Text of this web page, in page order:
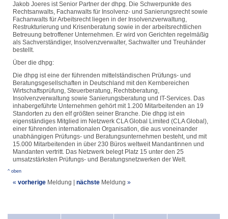
Jakob Joeres ist Senior Partner der dhpg. Die Schwerpunkte des
Rechtsanwalts, Fachanwalts für Insolvenz- und Sanierungsrecht sowie
Fachanwalts für Arbeitsrecht liegen in der Insolvenzverwaltung,
Restrukturierung und Krisenberatung sowie in der arbeitsrechtlichen
Betreuung betroffener Unternehmen. Er wird von Gerichten regelmäßig
als Sachverständiger, Insolvenzverwalter, Sachwalter und Treuhänder
bestellt.
Über die dhpg:
Die dhpg ist eine der führenden mittelständischen Prüfungs- und
Beratungsgesellschaften in Deutschland mit den Kernbereichen
Wirtschaftsprüfung, Steuerberatung, Rechtsberatung,
Insolvenzverwaltung sowie Sanierungsberatung und IT-Services. Das
inhabergeführte Unternehmen gehört mit 1.200 Mitarbeitenden an 19
Standorten zu den elf größten seiner Branche. Die dhpg ist ein
eigenständiges Mitglied im Netzwerk CLA Global Limited (CLA Global),
einer führenden internationalen Organisation, die aus voneinander
unabhängigen Prüfungs- und Beratungsunternehmen besteht, und mit
15.000 Mitarbeitenden in über 230 Büros weltweit Mandantinnen und
Mandanten vertritt. Das Netzwerk belegt Platz 15 unter den 25
umsatzstärksten Prüfungs- und Beratungsnetzwerken der Welt.
^ oben
« vorherige Meldung nächste Meldung »